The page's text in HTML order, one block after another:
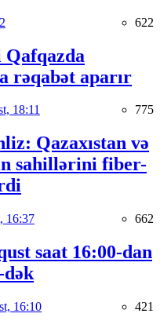
622
Qafqazda
rəqabət aparır
18:11 775
Qazaxıstan və
sahillərini fiber-
16:37 662
saat 16:00-dan
dək
16:10 421